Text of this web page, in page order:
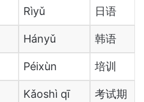
Rìyǔ 日语
Hányǔ 韩语
Péixùn 培训
Kǎoshì qī 考试期